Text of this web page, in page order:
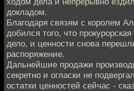
докладом.
Благодаря связям с королем
добился того, что
дело, и ценности снова
распоряжение.
Дальнейшие продажи
секретно и огласки не
остатки ценностей сейчас -